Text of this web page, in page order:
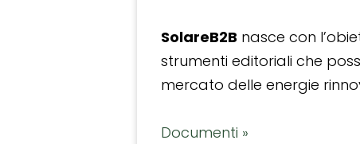
SolareB2B nasce con
strumenti editoriali che
mercato delle energie
Documenti »